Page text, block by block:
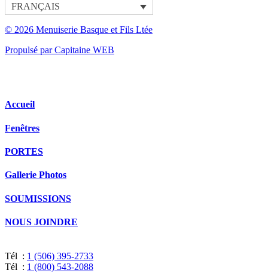
FRANÇAIS
© 2026 Menuiserie Basque et Fils Ltée
Propulsé par Capitaine WEB
Accueil
Fenêtres
PORTES
Gallerie Photos
SOUMISSIONS
NOUS JOINDRE
Tél : 1 (506) 395-2733
Tél : 1 (800) 543-2088